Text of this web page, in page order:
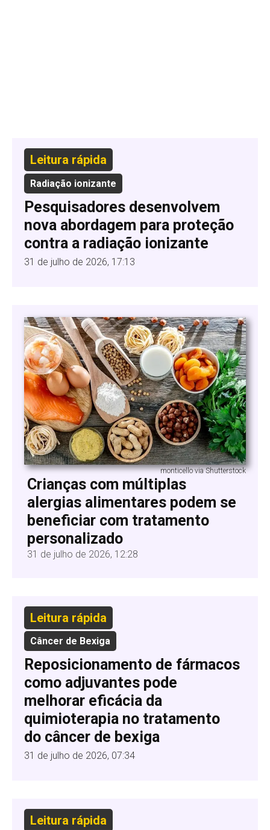
Leitura rápida
Radiação ionizante
Pesquisadores desenvolvem
nova abordagem para proteção
contra a radiação ionizante
31 de julho de 2026, 17:13
monticello via Shutterstock
Crianças com múltiplas
alergias alimentares podem se
beneficiar com tratamento
personalizado
31 de julho de 2026, 12:28
Leitura rápida
Câncer de Bexiga
Reposicionamento de fármacos
como adjuvantes pode
melhorar eficácia da
quimioterapia no tratamento
do câncer de bexiga
31 de julho de 2026, 07:34
Leitura rápida